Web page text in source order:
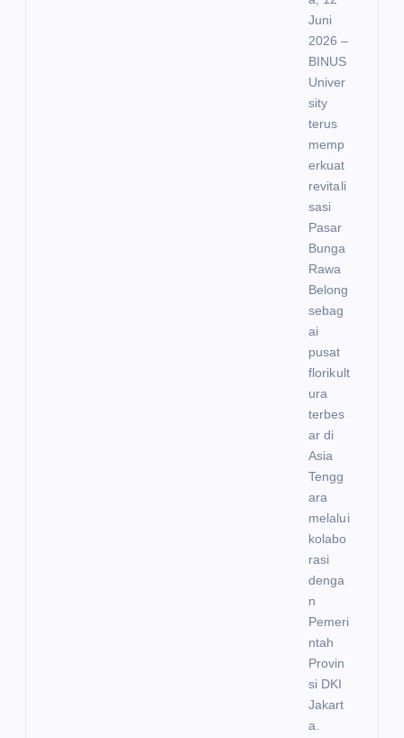
Juni
2026 –
BINUS
Univer
sity
terus
memp
erkuat
revitali
sasi
Pasar
Bunga
Rawa
Belong
sebag
ai
pusat
florikult
ura
terbes
ar di
Asia
Tengg
ara
melalui
kolabo
rasi
denga
n
Pemeri
ntah
Provin
si DKI
Jakart
a.